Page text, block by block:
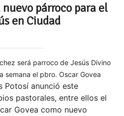
párroco para el
en Ciudad
será parroco de Jesús Divino
semana el pbro. Oscar Govea
Potosí anunció este
pastorales, entre ellos el
Govea como nuevo